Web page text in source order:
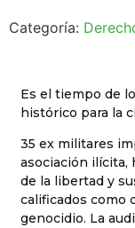
Categoría:
Es el tiempo de
histórico para la
35 ex militares
asociación ilícita,
de la libertad y
calificados como
genocidio. La